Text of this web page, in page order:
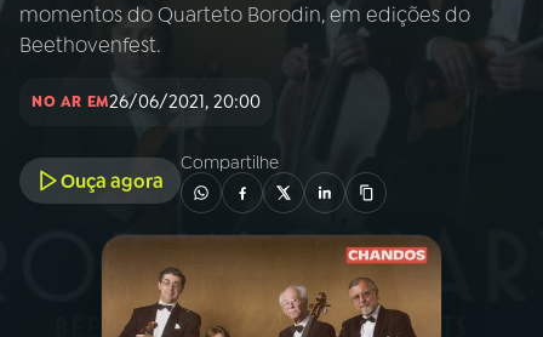
PROGRAMAS
momentos do Quarteto Borodin, em edições do
Beethovenfest.
NO AR EM26/06/2021, 20:00
Ouça agora
Compartilhe